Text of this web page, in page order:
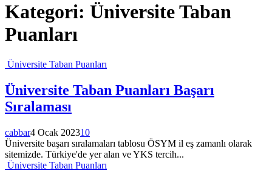
Kategori: Üniversite Taban
Puanları
Üniversite Taban Puanları
Üniversite Taban Puanları Başarı
Sıralaması
cabbar4 Ocak 202310
Üniversite başarı sıralamaları tablosu ÖSYM il eş zamanlı olarak
sitemizde. Türkiye'de yer alan ve YKS tercih...
Üniversite Taban Puanları